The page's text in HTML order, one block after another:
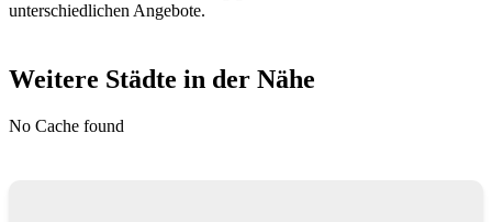
unterschiedlichen Angebote.
Weitere Städte in der Nähe
No Cache found